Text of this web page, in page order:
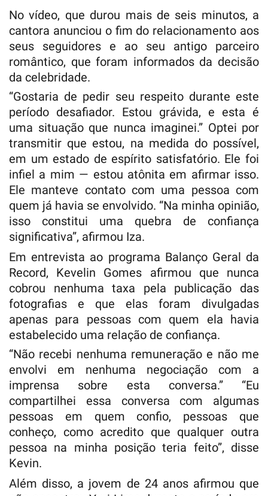
No vídeo, que durou mais de seis minutos, a
cantora anunciou o fim do relacionamento aos
seus seguidores e ao seu antigo parceiro
romântico, que foram informados da decisão
da celebridade.
“Gostaria de pedir seu respeito durante este
período desafiador. Estou grávida, e esta é
uma situação que nunca imaginei.” Optei por
transmitir que estou, na medida do possível,
em um estado de espírito satisfatório. Ele foi
infiel a mim — estou atônita em afirmar isso.
Ele manteve contato com uma pessoa com
quem já havia se envolvido. “Na minha opinião,
isso constitui uma quebra de confiança
significativa”, afirmou Iza.
Em entrevista ao programa Balanço Geral da
Record, Kevelin Gomes afirmou que nunca
cobrou nenhuma taxa pela publicação das
fotografias e que elas foram divulgadas
apenas para pessoas com quem ela havia
estabelecido uma relação de confiança.
“Não recebi nenhuma remuneração e não me
envolvi em nenhuma negociação com a
imprensa sobre esta conversa.” “Eu
compartilhei essa conversa com algumas
pessoas em quem confio, pessoas que
conheço, como acredito que qualquer outra
pessoa na minha posição teria feito”, disse
Kevin.
Além disso, a jovem de 24 anos afirmou que